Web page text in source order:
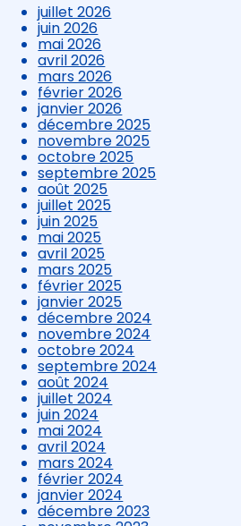
juillet 2026
juin 2026
mai 2026
avril 2026
mars 2026
février 2026
janvier 2026
décembre 2025
novembre 2025
octobre 2025
septembre 2025
août 2025
juillet 2025
juin 2025
mai 2025
avril 2025
mars 2025
février 2025
janvier 2025
décembre 2024
novembre 2024
octobre 2024
septembre 2024
août 2024
juillet 2024
juin 2024
mai 2024
avril 2024
mars 2024
février 2024
janvier 2024
décembre 2023